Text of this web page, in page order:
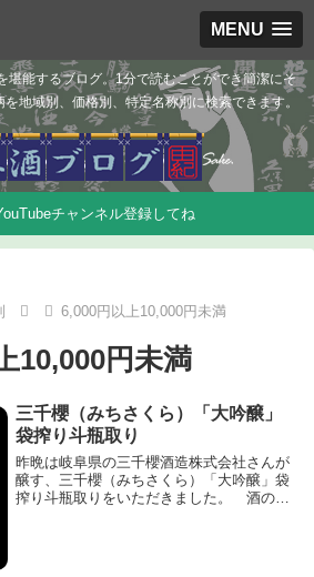
MENU
堪能するブログ。1分で読むことができ簡潔にそ
地域別、価格別、特定名称別に検索できます。
チャンネル登録してね
6,000円以上10,000円未満
10,000円未満
三千櫻（みちさくら）「大吟醸」
袋搾り斗瓶取り
昨晩は岐阜県の三千櫻酒造株式会社さんが
醸す、三千櫻（みちさくら）「大吟醸」袋
搾り斗瓶取りをいただきました。 酒のひ